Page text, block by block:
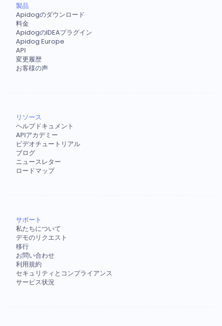
製品
Apidogのダウンロード
料金
ApidogのIDEAプラグイン
Apidog Europe
API
変更履歴
お客様の声
リソース
ヘルプドキュメント
APIアカデミー
ビデオチュートリアル
ブログ
ニュースレター
ロードマップ
サポート
私たちについて
デモのリクエスト
移行
お問い合わせ
利用規約
セキュリティとコンプライアンス
サービス状況